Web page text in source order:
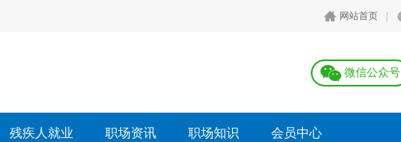
网站首页
微信公众号
残疾人就业 职场资讯 职场知识 会员中心